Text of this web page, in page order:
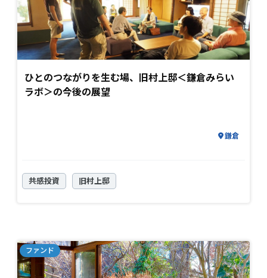
ひとのつながりを生む場、旧村上邸＜鎌倉みらい
ラボ＞の今後の展望
鎌倉
共感投資 旧村上邸